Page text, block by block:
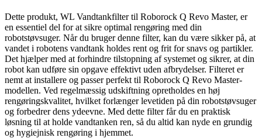
Dette produkt, WL Vandtankfilter til Roborock Q Revo Master, er
en essentiel del for at sikre optimal rengøring med din
robotstøvsuger. Når du bruger denne filter, kan du være sikker på, at
vandet i robotens vandtank holdes rent og frit for snavs og partikler.
Det hjælper med at forhindre tilstopning af systemet og sikrer, at din
robot kan udføre sin opgave effektivt uden afbrydelser. Filteret er
nemt at installere og passer perfekt til Roborock Q Revo Master-
modellen. Ved regelmæssig udskiftning opretholdes en høj
rengøringskvalitet, hvilket forlænger levetiden på din robotstøvsuger
og forbedrer dens ydeevne. Med dette filter får du en praktisk
løsning til at holde vandtanken ren, så du altid kan nyde en grundig
og hygiejnisk rengøring i hjemmet.